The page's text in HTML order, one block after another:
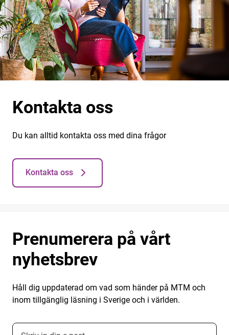
Kontakta oss
Du kan alltid kontakta oss med dina frågor
Kontakta oss
Prenumerera på vårt
nyhetsbrev
Håll dig uppdaterad om vad som händer på MTM och
inom tillgänglig läsning i Sverige och i världen.
E-postadress nyhetsbrevsprenumeration